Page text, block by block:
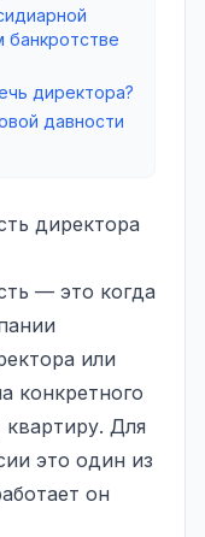
банкротстве
директора?
давности
директора
— это когда
или
конкретного
квартиру. Для
это один из
он